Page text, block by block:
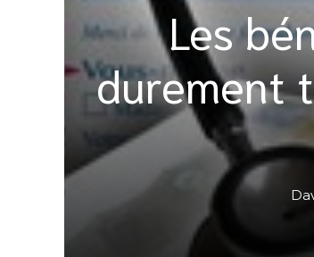
Les
durement